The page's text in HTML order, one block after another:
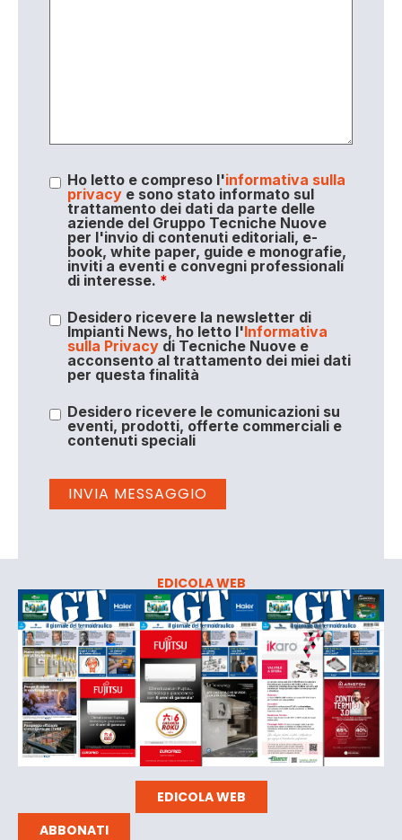
Ho letto e compreso l'informativa sulla
privacye sono stato informato sul
trattamento dei dati da parte delle
aziende del Gruppo Tecniche Nuove
per l'invio di contenuti editoriali, e-
book, white paper, guide e monografie,
inviti a eventi e convegni professionali
di interesse. *
Desidero ricevere la newsletter di
Impianti News, ho letto l'Informativa
sulla Privacydi Tecniche Nuove e
acconsento al trattamento dei miei dati
per questa finalità
Desidero ricevere le comunicazioni su
eventi, prodotti, offerte commerciali e
contenuti speciali
EDICOLA WEB
EDICOLA WEB
ABBONATI